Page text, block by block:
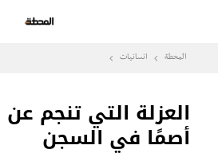
المحطة انسانيات
العزلة التي تنجم
أصمًا في السجن